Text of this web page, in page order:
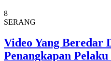
8
SERANG
Video Yang Beredar
Penangkapan